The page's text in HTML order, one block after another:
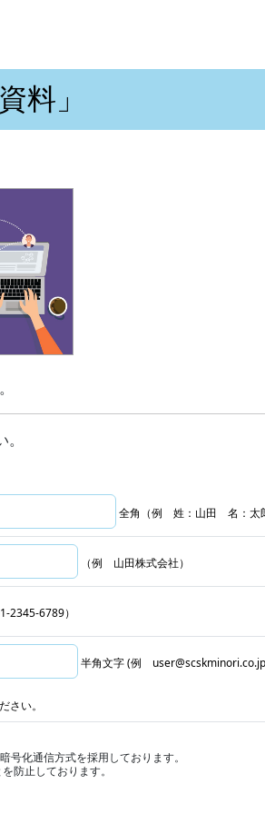
料」
全角（例 姓：山田 名：太
（例 山田株式会社）
2345-6789）
半角文字 (例
さい。
号化通信方式を採用しております。
防止しております。